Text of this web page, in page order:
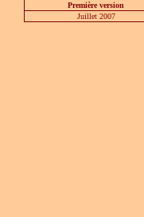
Première version
Juillet 2007